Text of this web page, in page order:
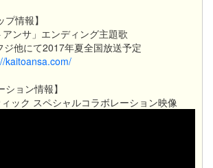
情報】
ンサ」エンディング主題歌
ジ他にて2017年夏全国放送予定
kaitoansa.com/
ョン情報】
ック スペシャルコラボレーション映像